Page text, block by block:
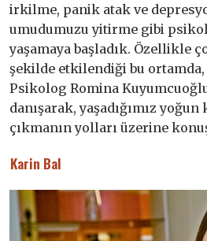
irkilme, panik atak ve
umudumuzu yitirme gibi
yaşamaya başladık. Özellikle
şekilde etkilendiği bu
Psikolog Romina
danışarak, yaşadığımız
çıkmanın yolları üzerine
Karin Bal